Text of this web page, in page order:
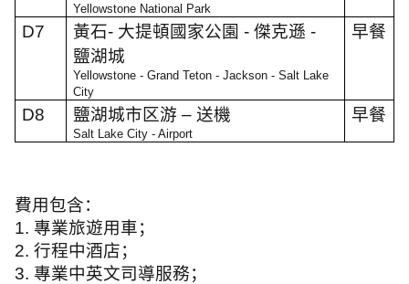
Yellowstone National Park
D7 黃石- 大提頓國家公園-傑克遜 -
鹽湖城
Yellowstone - Grand Teton - Jackson - Salt Lake
City
早餐
D8 鹽湖城市区游– 送機
Salt Lake City - Airport
早餐
費用包含：
1. 專業旅遊用車；
2. 行程中酒店；
3. 專業中英文司導服務；